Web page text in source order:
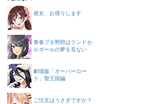
彼女、お借りします
青春ブタ野郎はランドセ
ルガールの夢を見ない
劇場版「オーバーロー
ド」聖王国編
ご注文はうさぎですか？